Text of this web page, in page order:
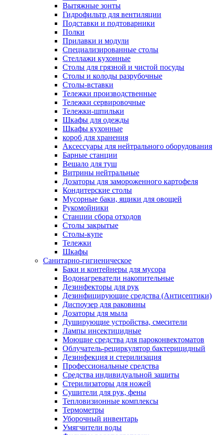
Вытяжные зонты
Гидрофильтр для вентиляции
Подставки и подтоварники
Полки
Прилавки и модули
Специализированные столы
Стеллажи кухонные
Столы для грязной и чистой посуды
Столы и колоды разрубочные
Столы-вставки
Тележки производственные
Тележки сервировочные
Тележки-шпильки
Шкафы для одежды
Шкафы кухонные
короб для хранения
Аксессуары для нейтрального оборудования
Барные станции
Вешало для туш
Витрины нейтральные
Дозаторы для замороженного картофеля
Кондитерские столы
Мусорные баки, ящики для овощей
Рукомойники
Станции сбора отходов
Столы закрытые
Столы-купе
Тележки
Шкафы
Санитарно-гигиеническое
Баки и контейнеры для мусора
Водонагреватели накопительные
Дезинфекторы для рук
Дезинфицирующие средства (Антисептики)
Диспоузер для раковины
Дозаторы для мыла
Душирующие устройства, смесители
Лампы инсектицидные
Моющие средства для пароконвектоматов
Облучатель-рециркулятор бактерицидный
Дезинфекция и стерилизация
Профессиональные средства
Средства индивидуальной защиты
Стерилизаторы для ножей
Сушители для рук, фены
Тепловизионные комплексы
Термометры
Уборочный инвентарь
Умягчители воды